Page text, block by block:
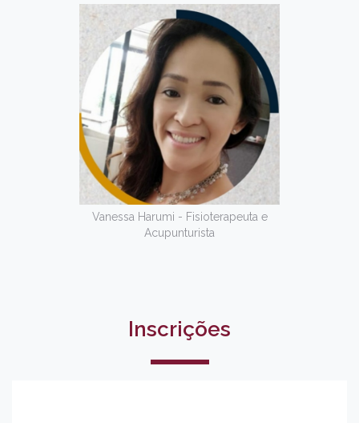
Vanessa Harumi - Fisioterapeuta e
Acupunturista
Inscrições